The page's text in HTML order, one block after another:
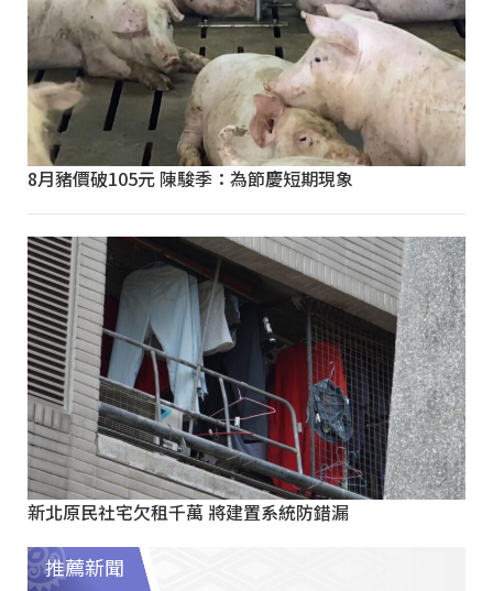
8月豬價破105元 陳駿季：為節慶短期現象
新北原民社宅欠租千萬 將建置系統防錯漏
推薦新聞